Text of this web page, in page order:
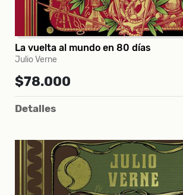
La vuelta al mundo en 80 días
Julio Verne
$78.000
Detalles